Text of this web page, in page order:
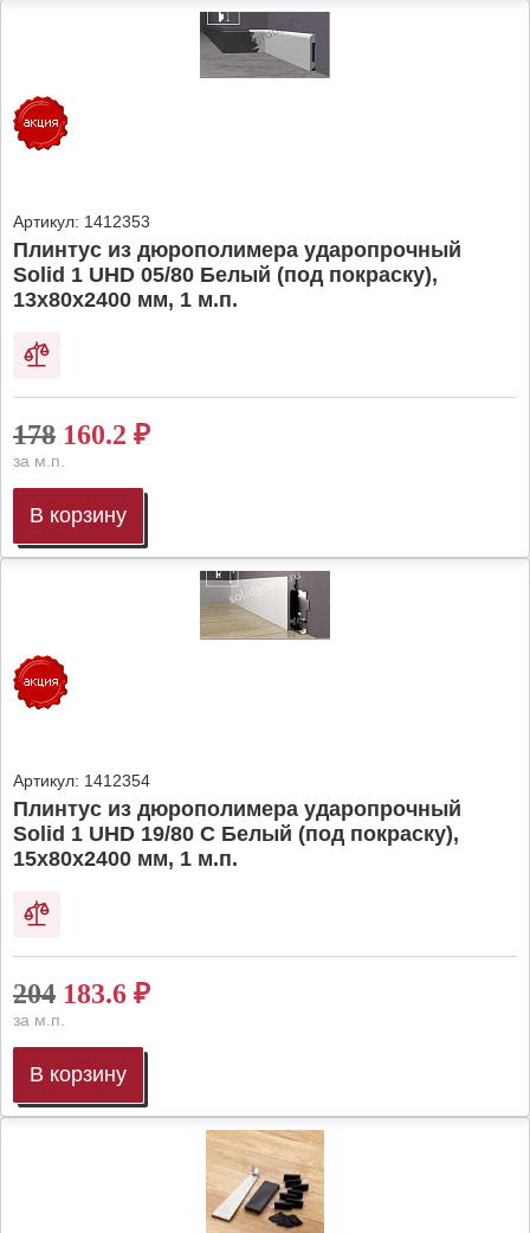
Артикул: 1412353
Плинтус из дюрополимера ударопрочный
Solid 1 UHD 05/80 Белый (под покраску),
13х80х2400 мм, 1 м.п.
178 160.2 ₽
за м.п.
В корзину
Артикул: 1412354
Плинтус из дюрополимера ударопрочный
Solid 1 UHD 19/80 C Белый (под покраску),
15х80х2400 мм, 1 м.п.
204 183.6 ₽
за м.п.
В корзину